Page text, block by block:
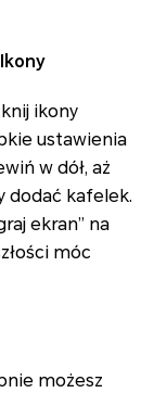
ikony
ustawienia
w dół, aż
dodać kafelek.
ekran” na
móc
możesz